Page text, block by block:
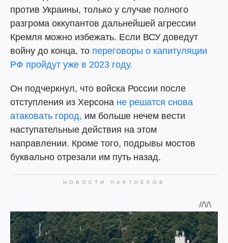
против Украины, только у случае полного
разгрома оккупантов дальнейшей агрессии
Кремля можно избежать. Если ВСУ доведут
войну до конца, то переговоры о капитуляции
РФ пройдут уже в 2023 году.
Он подчеркнул, что войска России после
отступления из Херсона не решатся снова
атаковать город, им больше нечем вести
наступательные действия на этом
направлении. Кроме того, подрывы мостов
буквально отрезали им путь назад.